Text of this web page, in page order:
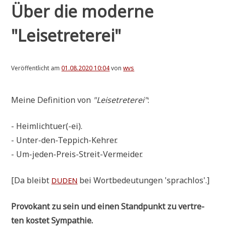
Über die moderne
"Leisetreterei"
Veröffentlicht am01.08.2020 10:04vonwvs
Mei­ne Defi­ni­ti­on von "Lei­se­tre­te­rei":
- Heimlichtuer(-ei).
- Unter-den-Teppich-Kehrer.
- Um-jeden-Preis-Streit-Vermeider.
[Da bleibt DUDEN bei Wort­be­deu­tun­gen 'sprach­los'.]
Pro­vo­kant zu sein und einen Stand­punkt zu ver­tre­
ten kostet Sympathie.